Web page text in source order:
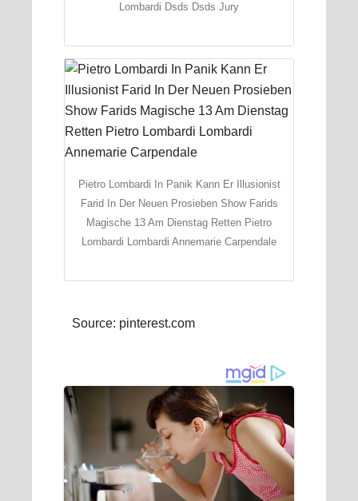
Lombardi Dsds Dsds Jury
Pietro Lombardi In Panik Kann Er Illusionist
Farid In Der Neuen Prosieben Show Farids
Magische 13 Am Dienstag Retten Pietro
Lombardi Lombardi Annemarie Carpendale
Source: pinterest.com